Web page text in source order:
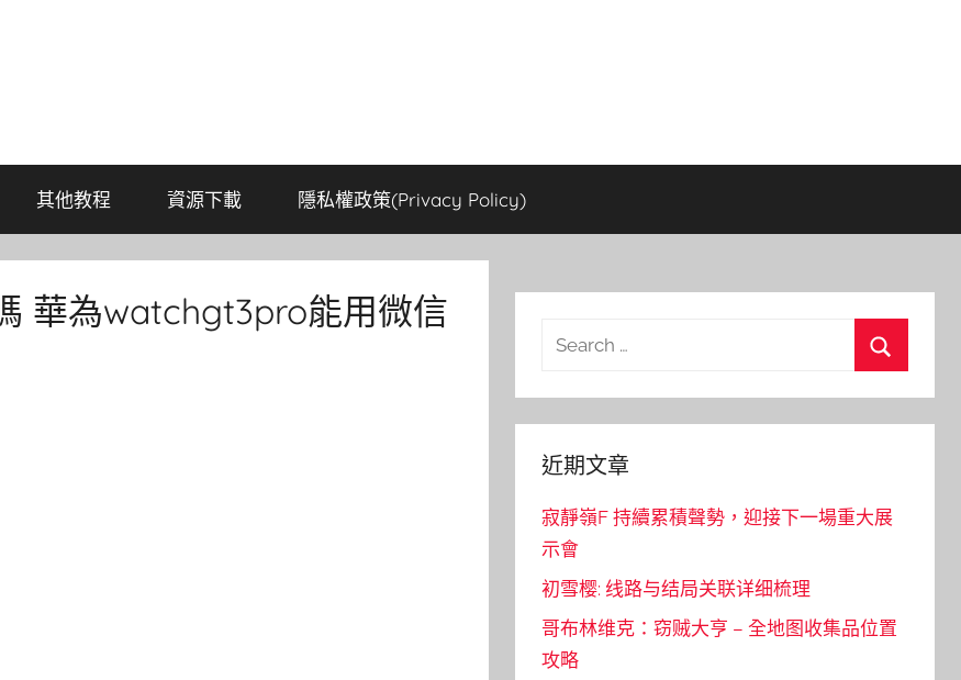
其他教程 資源下載 隱私權政策(Privacy Policy)
華為watchgt3pro能用微信
Search
近期文章
寂靜嶺F 持續累積聲勢，迎接下一場重大展
示會
初雪樱: 线路与结局关联详细梳理
哥布林维克：窃贼大亨 – 全地图收集品位置
攻略